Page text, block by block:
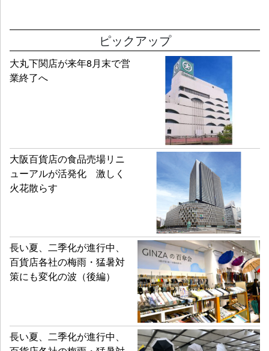
ピックアップ
大丸下関店が来年8月末で営
業終了へ
大阪百貨店の食品売場リニ
ューアルが活発化 激しく
火花散らす
長い夏、二季化が進行中、
百貨店各社の梅雨・猛暑対
策にも変化の波（後編）
長い夏、二季化が進行中、